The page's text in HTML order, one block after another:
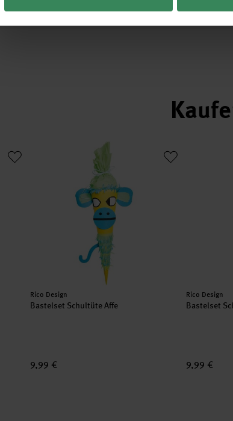
Bastelset Schultüte Affe
Hersteller:
Rico Design
Bastelset Schultüte Affe
9,99 €
Hersteller:
Rico Design
Bastelset
9,99 €